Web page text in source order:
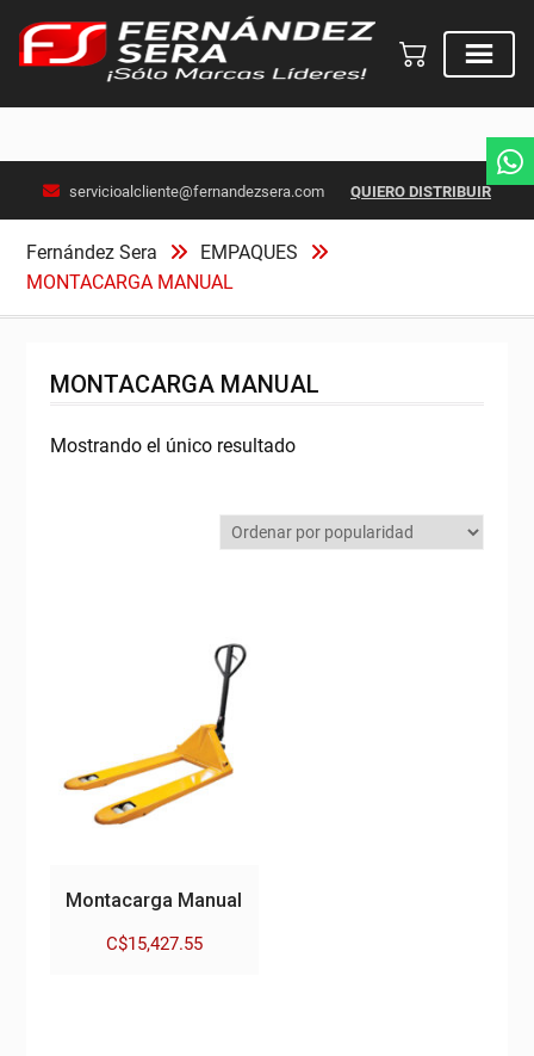
servicioalcliente@fernandezsera.com QUIERO DISTRIBUIR
Fernández Sera
EMPAQUES
MONTACARGA MANUAL
MONTACARGA MANUAL
Mostrando el único resultado
Montacarga Manual
C$15,427.55